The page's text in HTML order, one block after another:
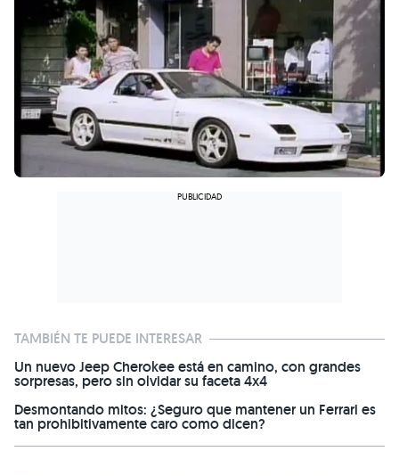
TAMBIÉN TE PUEDE INTERESAR
Un nuevo Jeep Cherokee está en camino, con grandes
sorpresas, pero sin olvidar su faceta 4x4
Desmontando mitos: ¿Seguro que mantener un Ferrari es
tan prohibitivamente caro como dicen?